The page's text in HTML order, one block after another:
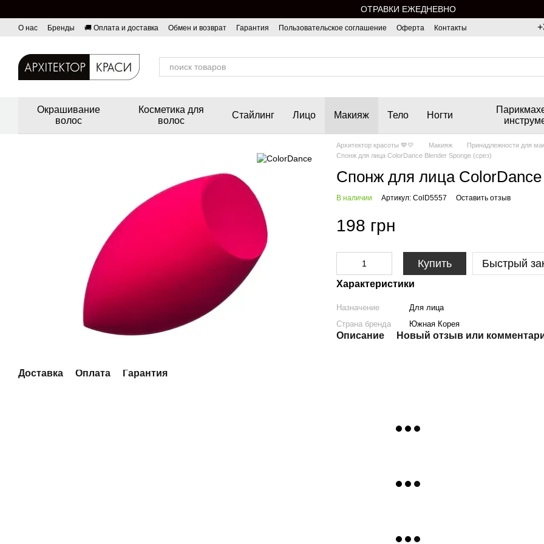
ОТРАВКИ ЕЖЕДНЕВНО
О нас Бренды 🚚 Оплата и доставка Обмен и возврат Гарантия Пользовательское соглашение Оферта Контакты
Окрашивание
волос
Косметика для
волос
Стайлинг Лицо Макияж Тело Ногти
Доставка Оплата Гарантия
Архитектор красоты 💙💛 Макияж
Принадлежности для
Спонж для лица ColorDance Blender Sponge (срез)
Спонж для лица
В наличии Артикул: ColD5557 Оставить отзыв
198 грн
Купить Быстрый
Характеристики
Назначение
Для лица
Страна бренда
Южная Корея
Описание Новый отзыв или